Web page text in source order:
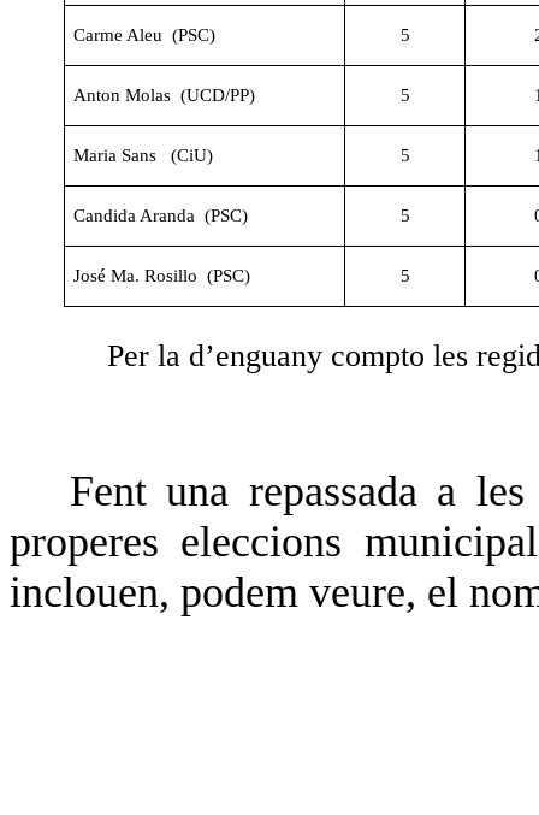
Carme Aleu (PSC) 5
Anton Molas (UCD/PP) 5
Maria Sans (CiU) 5
Candida Aranda (PSC) 5
José Ma. Rosillo (PSC) 5
Per la d’enguany compto les
Fent una repassada a les
properes eleccions
inclouen, podem veure, el